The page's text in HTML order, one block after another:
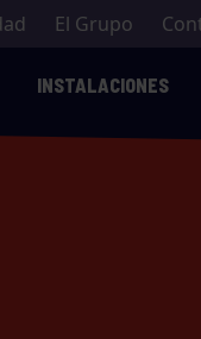
El Grupo
INSTALACIONES